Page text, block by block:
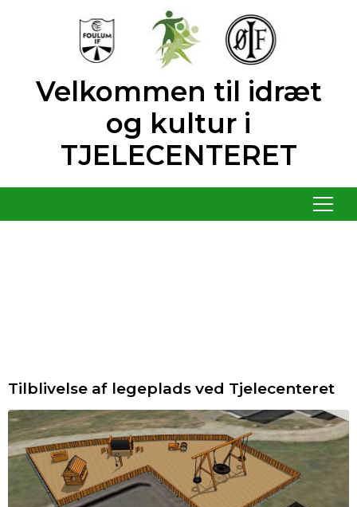
Velkommen til idræt
og kultur i
TJELECENTERET
Menu
Tilblivelse af legeplads ved Tjelecenteret